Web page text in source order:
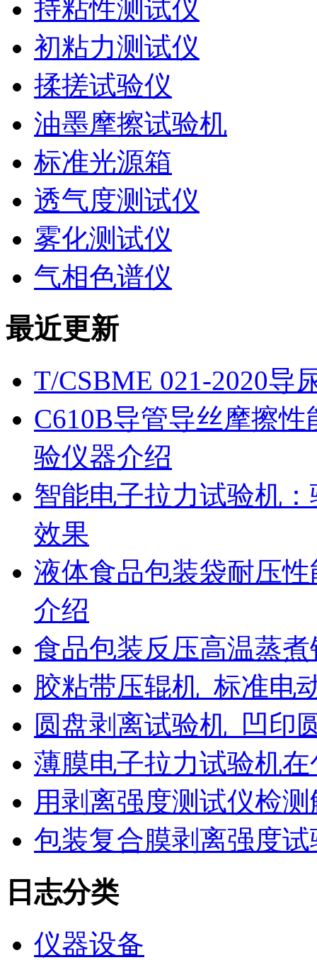
持粘性测试仪
初粘力测试仪
揉搓试验仪
油墨摩擦试验机
标准光源箱
透气度测试仪
雾化测试仪
气相色谱仪
最近更新
T/CSBME 021-2020导
C610B导管导丝摩擦
验仪器介绍
智能电子拉力试验机
效果
液体食品包装袋耐压
介绍
食品包装反压高温蒸
胶粘带压辊机_标准电
圆盘剥离试验机_凹印
薄膜电子拉力试验机
用剥离强度测试仪检
包装复合膜剥离强度
日志分类
仪器设备